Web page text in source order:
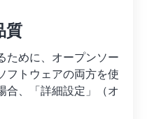
質
ために、オープンソー
フトウェアの両方を使
合、「詳細設定」（オ